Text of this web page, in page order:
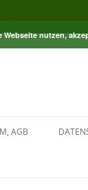
AGB
Webseite nutzen,